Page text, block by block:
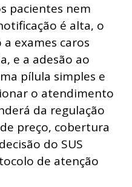
pacientes nem
é alta, o
exames caros
e a adesão ao
pílula simples e
o atendimento
da regulação
preço, cobertura
do SUS
de atenção